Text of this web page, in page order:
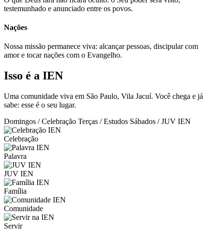
testemunhado e anunciado entre os povos.
Nações
Nossa missão permanece viva: alcançar pessoas, discipular com
amor e tocar nações com o Evangelho.
Isso é a IEN
Uma comunidade viva em São Paulo, Vila Jacuí. Você chega e já
sabe: esse é o seu lugar.
Domingos / Celebração Terças / Estudos Sábados / JUV IEN
Celebração
Palavra
JUV IEN
Família
Comunidade
Servir